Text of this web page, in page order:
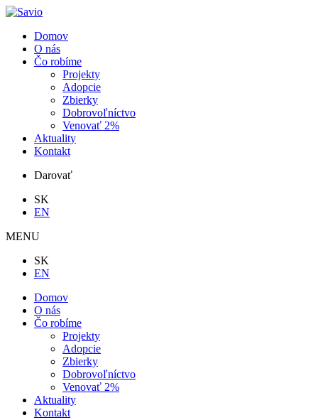
Domov
O nás
Čo robíme
Projekty
Adopcie
Zbierky
Dobrovoľníctvo
Venovať 2%
Aktuality
Kontakt
Darovať
SK
EN
MENU
SK
EN
Domov
O nás
Čo robíme
Projekty
Adopcie
Zbierky
Dobrovoľníctvo
Venovať 2%
Aktuality
Kontakt